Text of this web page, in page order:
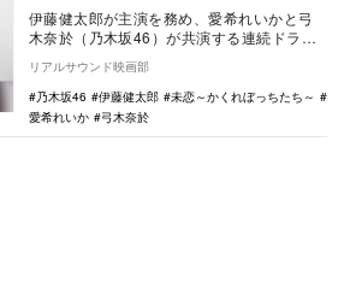
伊藤健太郎が主演を務め、愛希れいかと弓
木奈於（乃木坂46）が共演する連続ドラマ
『未恋～かくれぼっちたち～』が、2025年
1月9日…
リアルサウンド映画部
乃木坂46
伊藤健太郎
未恋～かくれぼっちたち～
愛希れいか
弓木奈於